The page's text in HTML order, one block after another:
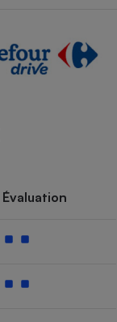
Évaluation
à expressos
ménager